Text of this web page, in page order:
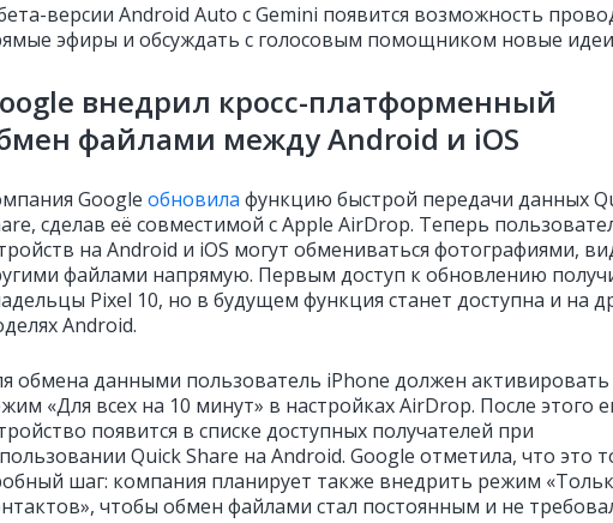
версии Android Auto с Gemini появится возможность
эфиры и обсуждать с голосовым помощником новые
внедрил кросс-платформенный
файлами между Android и iOS
Google обновила функцию быстрой передачи данных
сделав её совместимой с Apple AirDrop. Теперь
на Android и iOS могут обмениваться фотографиями,
файлами напрямую. Первым доступ к обновлению
Pixel 10, но в будущем функция станет доступна и на
Android.
обмена данными пользователь iPhone должен активировать
«Для всех на 10 минут» в настройках AirDrop. После этого
появится в списке доступных получателей при
Quick Share на Android. Google отметила, что это
шаг: компания планирует также внедрить режим
чтобы обмен файлами стал постоянным и не